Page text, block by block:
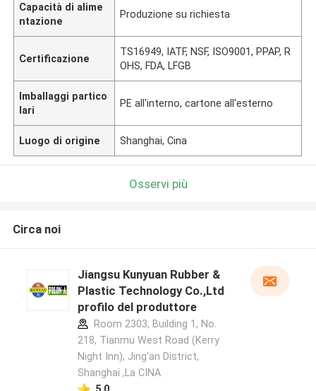
Capacità di alime
ntazione
Produzione su richiesta
Certificazione
TS16949, IATF, NSF, ISO9001, PPAP, R
OHS, FDA, LFGB
Imballaggi partico
lari
PE all'interno, cartone all'esterno
Luogo di origine Shanghai, Cina
Osservi più
Circa noi
Jiangsu Kunyuan Rubber &
Plastic Technology Co.,Ltd
profilo del produttore
Room 2303, Building 1, No.
218, Tianmu West Road (Kerry
Night Inn), Jing'an District,
Shanghai ,La CINA